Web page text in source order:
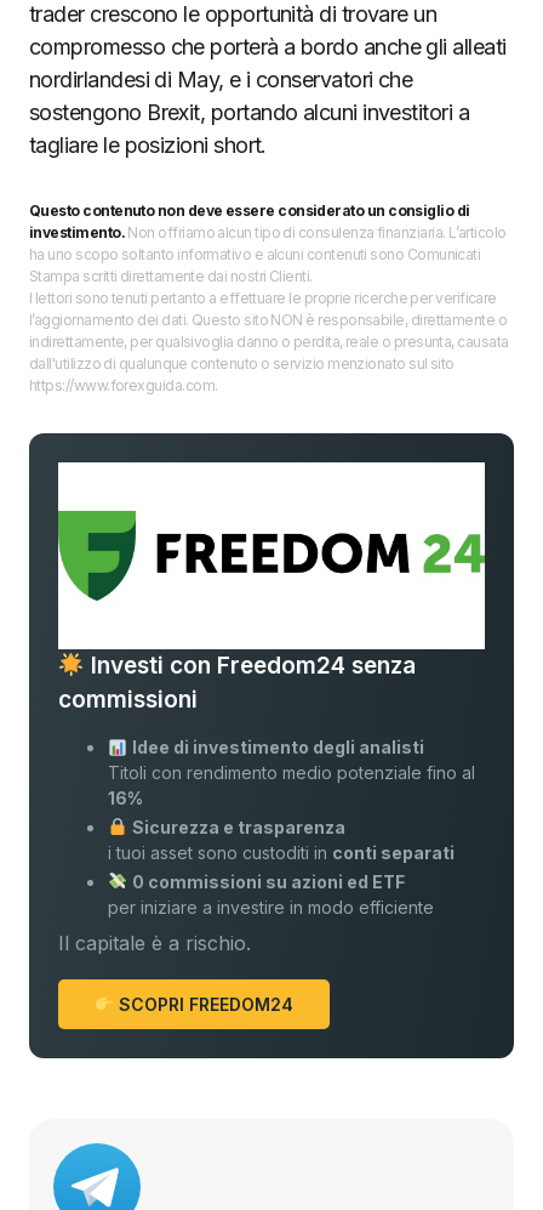
trader crescono le opportunità di trovare un
compromesso che porterà a bordo anche gli alleati
nordirlandesi di May, e i conservatori che
sostengono Brexit, portando alcuni investitori a
tagliare le posizioni short.
Questo contenuto non deve essere considerato un consiglio di
investimento.Non offriamo alcun tipo di consulenza finanziaria. L’articolo
ha uno scopo soltanto informativo e alcuni contenuti sono Comunicati
Stampa scritti direttamente dai nostri Clienti.
I lettori sono tenuti pertanto a effettuare le proprie ricerche per verificare
l’aggiornamento dei dati. Questo sito NON è responsabile, direttamente o
indirettamente, per qualsivoglia danno o perdita, reale o presunta, causata
dall'utilizzo di qualunque contenuto o servizio menzionato sul sito
https://www.forexguida.com.
Investi con Freedom24 senza
commissioni
Idee di investimento degli analisti
Titoli con rendimento medio potenziale fino al
16%
Sicurezza e trasparenza
i tuoi asset sono custoditi in conti separati
0 commissioni su azioni ed ETF
per iniziare a investire in modo efficiente
Il capitale è a rischio.
SCOPRI FREEDOM24